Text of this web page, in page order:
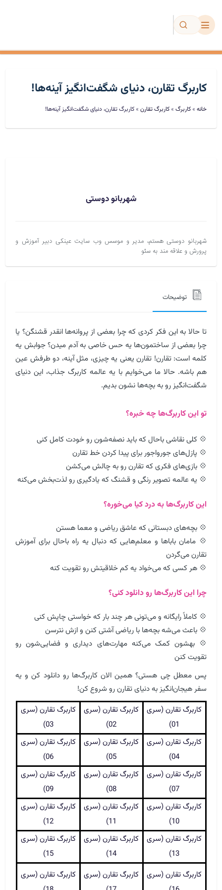
دیکته
تمرین و آزمون
کاربرگ تقارن، دنیای شگفت‌انگیز آینه‌ها!
خانه »کاربرگ »کاربرگ تقارن »کاربرگ تقارن، دنیای شگفت‌انگیز آینه‌ها!
شهربانو دوستی
شهربانو دوستی هستم، مدیر و موسس وب سایت عینکی دبیر آموزش و
پرورش و علاقه مند به سئو
توضیحات
تا حالا به این فکر کردی که چرا بعضی از پروانه‌ها انقدر قشنگن؟ یا
چرا بعضی از ساختمون‌ها یه حس خاصی به آدم میدن؟ جوابش یه
کلمه است: تقارن! تقارن یعنی یه چیزی، مثل آینه، دو طرفش عین
هم باشه. حالا ما می‌خوایم با یه عالمه کاربرگ جذاب، این دنیای
شگفت‌انگیز رو به بچه‌ها نشون بدیم.
تو این کاربرگ‌ها چه خبره؟
💠 کلی نقاشی باحال که باید نصفه‌شون رو خودت کامل کنی
💠 پازل‌های جورواجور برای پیدا کردن خط تقارن
💠 بازی‌های فکری که تقارن رو به چالش می‌کشن
💠 یه عالمه تصویر رنگی و قشنگ که یادگیری رو لذت‌بخش می‌کنه
این کاربرگ‌ها به درد کیا می‌خوره؟
💠 بچه‌های دبستانی که عاشق ریاضی و معما هستن
💠 مامان باباها و معلم‌هایی که دنبال یه راه باحال برای آموزش
تقارن می‌گردن
💠 هر کسی که می‌خواد یه کم خلاقیتش رو تقویت کنه
چرا این کاربرگ‌ها رو دانلود کنی؟
💠 کاملاً رایگانه و می‌تونی هر چند بار که خواستی چاپش کنی
💠 باعث می‌شه بچه‌ها با ریاضی آشتی کنن و ازش نترسن
💠 بهشون کمک می‌کنه مهارت‌های دیداری و فضایی‌شون رو
تقویت کنن
پس معطل چی هستی؟ همین الان کاربرگ‌ها رو دانلود کن و یه
سفر هیجان‌انگیز به دنیای تقارن رو شروع کن!
کاربرگ تقارن (سری
01)
کاربرگ تقارن (سری
02)
کاربرگ تقارن (سری
03)
کاربرگ تقارن (سری
04)
کاربرگ تقارن (سری
05)
کاربرگ تقارن (سری
06)
کاربرگ تقارن (سری
07)
کاربرگ تقارن (سری
08)
کاربرگ تقارن (سری
09)
کاربرگ تقارن (سری
10)
کاربرگ تقارن (سری
11)
کاربرگ تقارن (سری
12)
کاربرگ تقارن (سری
13)
کاربرگ تقارن (سری
14)
کاربرگ تقارن (سری
15)
کاربرگ تقارن (سری
کاربرگ تقارن (سری
کاربرگ تقارن (سری